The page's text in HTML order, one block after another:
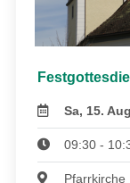
Sa, 15.
09:30 -
Pfarrkirche